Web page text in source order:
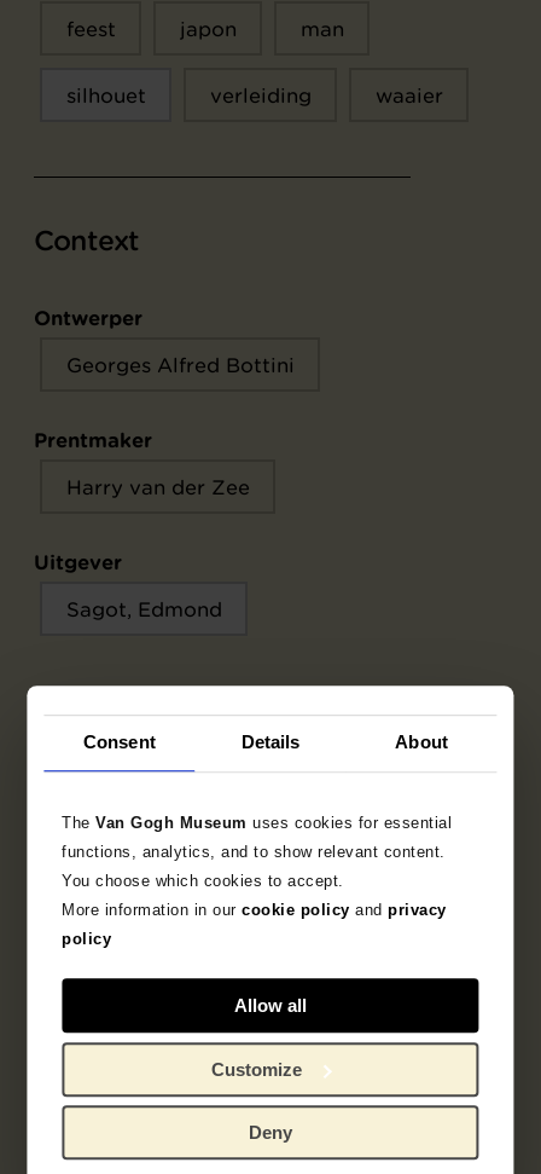
Consent Details About
TheVan Gogh Museumuses cookies for essential
functions, analytics, and to show relevant content.
You choose which cookies to accept.
More information in ourcookie policy andprivacy
policy
Allow all
Customize
Deny
feest japon man
silhouet verleiding waaier
Context
Ontwerper
Georges Alfred Bottini
Prentmaker
Harry van der Zee
Uitgever
Sagot, Edmond
Objectgegevens
Opschriften / merken
Literatuur